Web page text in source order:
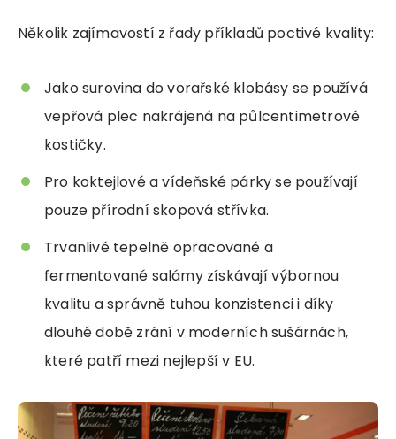
Několik zajímavostí z řady příkladů poctivé kvality:
Jako surovina do vorařské klobásy se používá
vepřová plec nakrájená na půlcentimetrové
kostičky.
Pro koktejlové a vídeňské párky se používají
pouze přírodní skopová střívka.
Trvanlivé tepelně opracované a
fermentované salámy získávají výbornou
kvalitu a správně tuhou konzistenci i díky
dlouhé době zrání v moderních sušárnách,
které patří mezi nejlepší v EU.